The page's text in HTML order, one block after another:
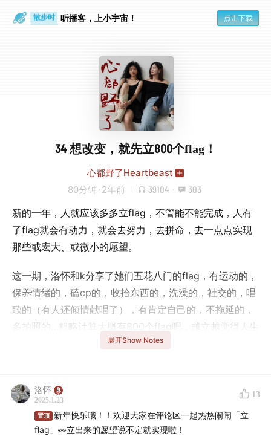
通勤路上 听播客，上小宇宙！ 点击下载
34 想改变，就先立800个flag！
心都野了Heartbeast
80分钟 · 2年前 39104 · 303
新的一年，人就应该多多立flag，不管能不能完成，人有
了flag就会有动力，就会去努力，去拼命，去一点点实现
那些或宏大、或微小的愿望。
这一期，洛怀和k分享了她们五花八门的flag，有运动的，
保养情绪的，磕cp的，收拾东西的，洗澡的，社交的，唱
歌的（有人还倾情献唱了），有肯定自己的，不拖延的，
多拍照的…粗略计算大概有800个flag吧，越立越觉得人生
有好多可以扩展的地方。
火地许下愿望，一起看看到年底会不会真的成了👀（没成
的话就偷偷划掉
【听友群】
展开Show Notes
洛怀
2025.1.23
13
置顶
新年快乐哦！！欢迎大家在评论区一起热热闹闹「立
flag」👀立出来的愿望说不定就实现啦！